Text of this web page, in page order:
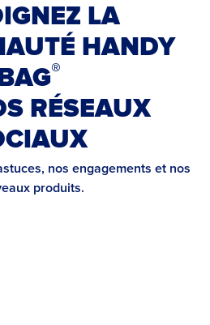
LA
HANDY
®
RÉSEAUX
nos engagements et nos
produits.